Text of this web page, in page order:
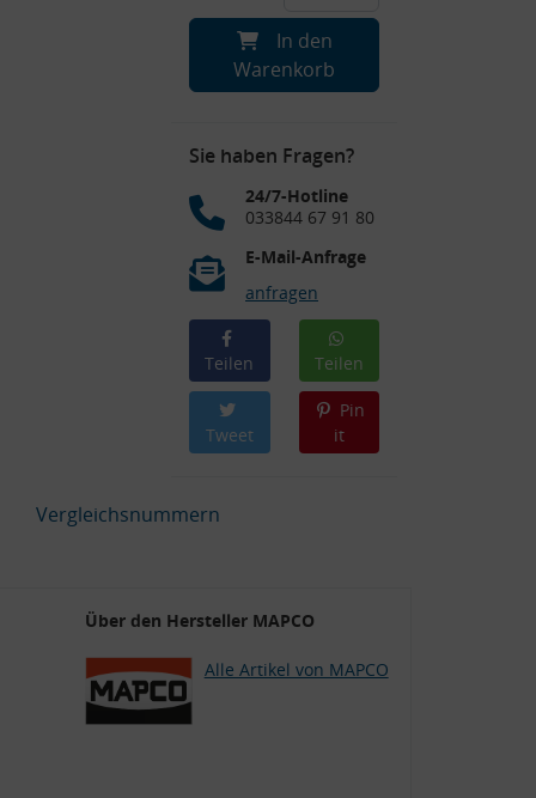
In den
Warenkorb
Sie haben Fragen?
24/7-Hotline
033844 67 91 80
E-Mail-Anfrage
anfragen
Teilen Teilen
Tweet
Pin
it
Vergleichsnummern
Über den Hersteller MAPCO
Alle Artikel von MAPCO